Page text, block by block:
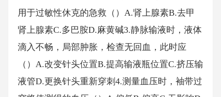
用于过敏性休克的急救（）A.肾上腺素B.去甲
肾上腺素C.多巴胺D.麻黄碱3.静脉输液时，液体
滴入不畅，局部肿胀，检查无回血，此时应
（）A.改变针头位置B.提高输液瓶位置C.挤压输
液管D.更换针头重新穿刺4.测量血压时，袖带过